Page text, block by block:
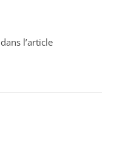
l’article